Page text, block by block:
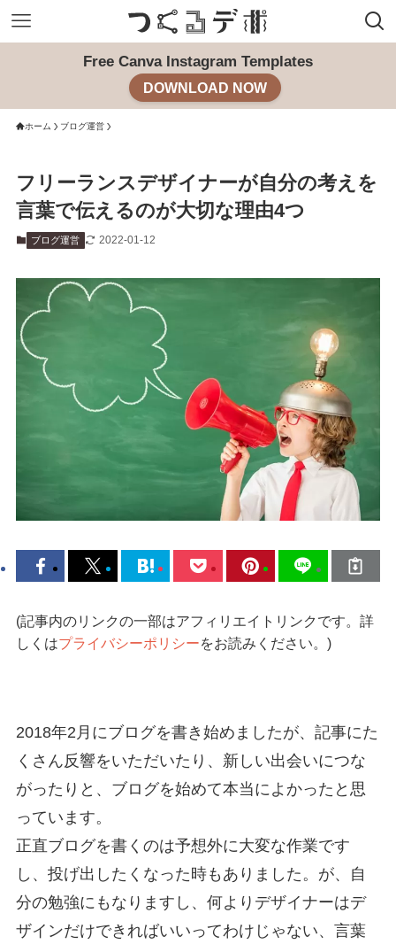
Free Canva Instagram Templates
DOWNLOAD NOW
ホーム ブログ運営
フリーランスデザイナーが自分の考えを
言葉で伝えるのが大切な理由4つ
ブログ運営 2022-01-12
(記事内のリンクの一部はアフィリエイトリンクです。詳
しくはプライバシーポリシーをお読みください。)
2018年2月にブログを書き始めましたが、記事にた
くさん反響をいただいたり、新しい出会いにつな
がったりと、ブログを始めて本当によかったと思
っています。
正直ブログを書くのは予想外に大変な作業です
し、投げ出したくなった時もありました。が、自
分の勉強にもなりますし、何よりデザイナーはデ
ザインだけできればいいってわけじゃない、言葉